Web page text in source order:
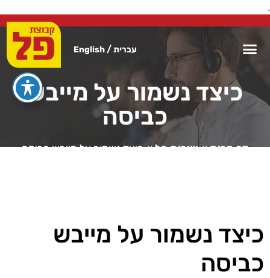
.
עברית/
English
כיצד נשמור על מייבש
כביסה
דף הבית»שירות פל»כיצד נשמור על מייבש כביסה
כיצד נשמור על מייבש
כביסה